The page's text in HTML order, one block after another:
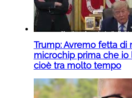
Trump: Avremo fetta di
microchip prima che io
cioè tra molto tempo